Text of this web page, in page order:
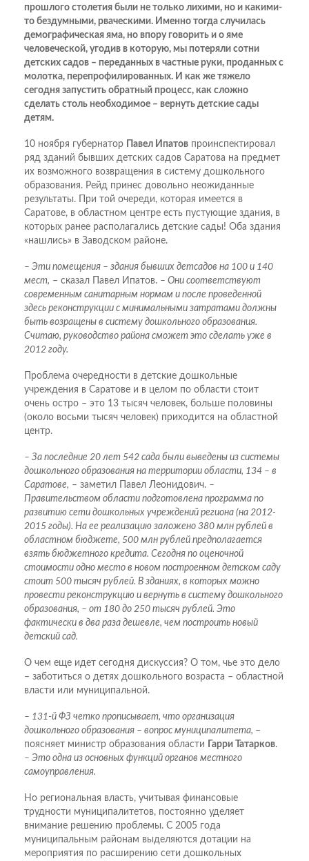
прошлого столетия были не только лихими, но и какими-
то бездумными, рваческими. Именно тогда случилась
демографическая яма, но впору говорить и о яме
человеческой, угодив в которую, мы потеряли сотни
детских садов – переданных в частные руки, проданных с
молотка, перепрофилированных. И как же тяжело
сегодня запустить обратный процесс, как сложно
сделать столь необходимое – вернуть детские сады
детям.
10 ноября губернатор Павел Ипатов проинспектировал
ряд зданий бывших детских садов Саратова на предмет
их возможного возвращения в систему дошкольного
образования. Рейд принес довольно неожиданные
результаты. При той очереди, которая имеется в
Саратове, в областном центре есть пустующие здания, в
которых ранее располагались детские сады! Оба здания
«нашлись» в Заводском районе.
– Эти помещения – здания бывших детсадов на 100 и 140
мест, – сказал Павел Ипатов. – Они соответствуют
современным санитарным нормам и после проведенной
здесь реконструкции с минимальными затратами должны
быть возращены в систему дошкольного образования.
Считаю, руководство района сможет это сделать уже в
2012 году.
Проблема очередности в детские дошкольные
учреждения в Саратове и в целом по области стоит
очень остро – это 13 тысяч человек, больше половины
(около восьми тысяч человек) приходится на областной
центр.
– За последние 20 лет 542 сада были выведены из системы
дошкольного образования на территории области, 134 – в
Саратове, – заметил Павел Леонидович. –
Правительством области подготовлена программа по
развитию сети дошкольных учреждений региона (на 2012-
2015 годы). На ее реализацию заложено 380 млн рублей в
областном бюджете, 500 млн рублей предполагается
взять бюджетного кредита. Сегодня по оценочной
стоимости одно место в новом построенном детском саду
стоит 500 тысяч рублей. В зданиях, в которых можно
провести реконструкцию и вернуть в систему дошкольного
образования, – от 180 до 250 тысяч рублей. Это
фактически в два раза дешевле, чем построить новый
детский сад.
О чем еще идет сегодня дискуссия? О том, чье это дело
– заботиться о детях дошкольного возраста – областной
власти или муниципальной.
– 131-й ФЗ четко прописывает, что организация
дошкольного образования – вопрос муниципалитета, –
поясняет министр образования области
Гарри Татарков.
– Это одна из основных функций органов местного
самоуправления.
Но региональная власть, учитывая финансовые
трудности муниципалитетов, постоянно уделяет
внимание решению проблемы. С 2005 года
муниципальным районам выделяются дотации на
мероприятия по расширению сети дошкольных